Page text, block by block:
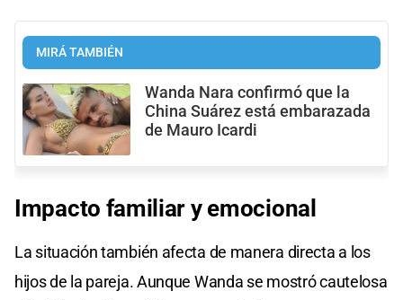
MIRÁ TAMBIÉN
Wanda Nara confirmó que la
China Suárez está embarazada
de Mauro Icardi
Impacto familiar y emocional
La situación también afecta de manera directa a los
hijos de la pareja. Aunque Wanda se mostró cautelosa